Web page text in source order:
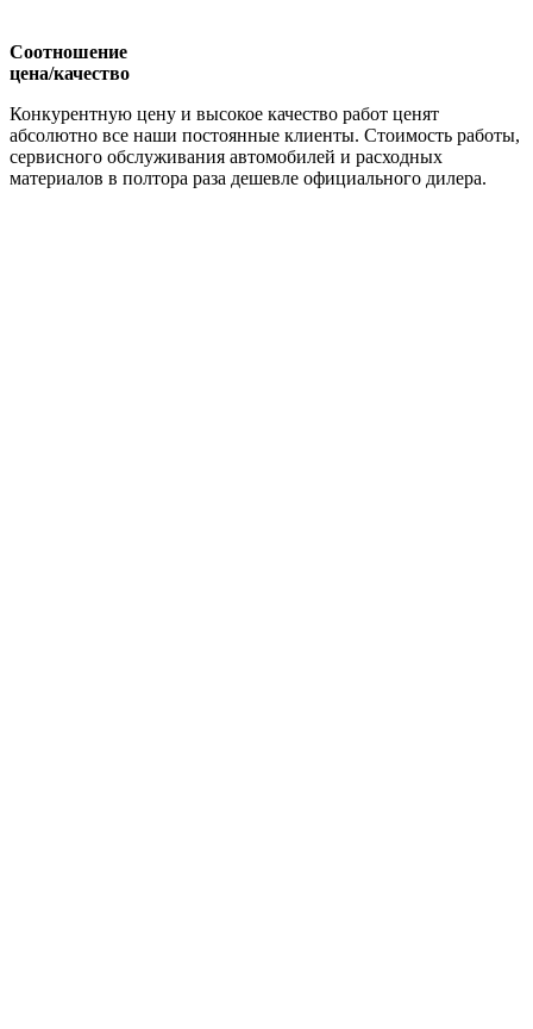
Соотношение
цена/качество
Конкурентную цену и высокое качество работ ценят
абсолютно все наши постоянные клиенты. Стоимость работы,
сервисного обслуживания автомобилей и расходных
материалов в полтора раза дешевле официального дилера.